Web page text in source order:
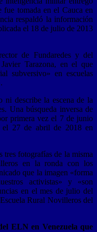
tomada en el Cauca en
respaldó la información
el 18 de julio de 2013
de Fundaredes y del
Tarazona, en el que
subversivo» en escuelas
describe la escena de la
Una búsqueda inversa de
primera vez el 7 de junio
27 de abril de 2018 en
fotografías de la misma
en la ronda con los
que la imagen «forma
activistas» y «son
en el mes de julio del
Rural Novilleros del
ELN en Venezuela que